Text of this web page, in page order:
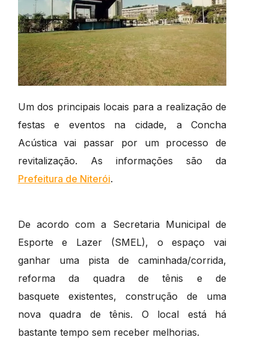
Um dos principais locais para a realização de
festas e eventos na cidade, a Concha
Acústica vai passar por um processo de
revitalização. As informações são da
Prefeitura de Niterói.
De acordo com a Secretaria Municipal de
Esporte e Lazer (SMEL), o espaço vai
ganhar uma pista de caminhada/corrida,
reforma da quadra de tênis e de
basquete existentes, construção de uma
nova quadra de tênis. O local está há
bastante tempo sem receber melhorias.